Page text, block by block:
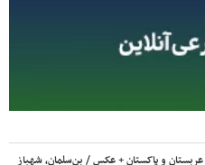
و پاکستان + عکس / بن‌سلمان، شهباز